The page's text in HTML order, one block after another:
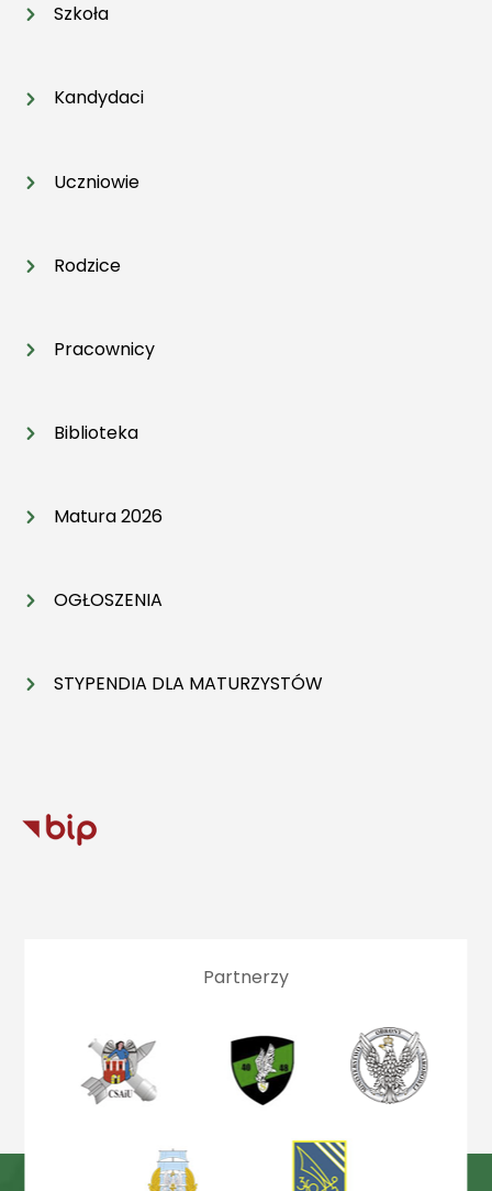
Szkoła
Kandydaci
Uczniowie
Rodzice
Pracownicy
Biblioteka
Matura 2026
OGŁOSZENIA
STYPENDIA DLA MATURZYSTÓW
Partnerzy